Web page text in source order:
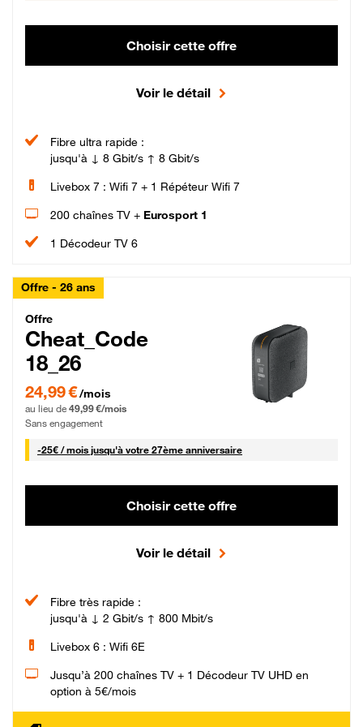
Choisir cette offre
Voir le détail
Fibre ultra rapide :
jusqu'à ↓ 8 Gbit/s ↑ 8 Gbit/s
Livebox 7 : Wifi 7 + 1 Répéteur Wifi 7
200 chaînes TV + Eurosport 1
1 Décodeur TV 6
Offre - 26 ans
Cheat_Code Fibre_18_26
Offre
Cheat_Code
18_26
24,99 € par mois pendant 0 mois puis 49,99 € par mois, Sans engagement
24,99 €/mois
au lieu de 49,99 €/mois
Sans engagement
-25€ / mois25 € par mois
jusqu'à votre 27ème anniversaire
Choisir cette offre
Voir le détail
Fibre très rapide :
jusqu'à ↓ 2 Gbit/s ↑ 800 Mbit/s
Livebox 6 : Wifi 6E
Jusqu’à 200 chaînes TV + 1 Décodeur TV UHD en
option à 5€/mois